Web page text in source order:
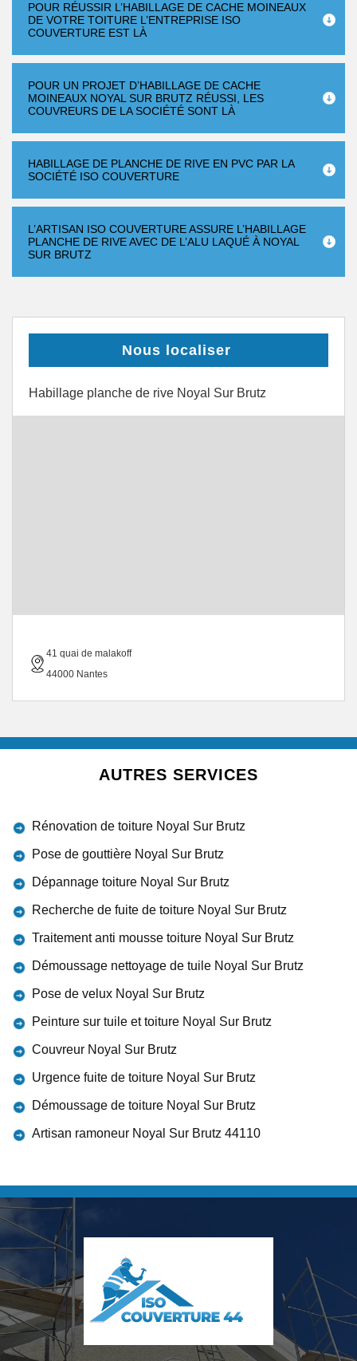
POUR RÉUSSIR L’HABILLAGE DE CACHE MOINEAUX
DE VOTRE TOITURE L’ENTREPRISE ISO
COUVERTURE EST LÀ
POUR UN PROJET D’HABILLAGE DE CACHE
MOINEAUX NOYAL SUR BRUTZ RÉUSSI, LES
COUVREURS DE LA SOCIÉTÉ SONT LÀ
HABILLAGE DE PLANCHE DE RIVE EN PVC PAR LA
SOCIÉTÉ ISO COUVERTURE
L’ARTISAN ISO COUVERTURE ASSURE L’HABILLAGE
PLANCHE DE RIVE AVEC DE L’ALU LAQUÉ À NOYAL
SUR BRUTZ
Nous localiser
Habillage planche de rive Noyal Sur Brutz
41 quai de malakoff
44000 Nantes
AUTRES SERVICES
Rénovation de toiture Noyal Sur Brutz
Pose de gouttière Noyal Sur Brutz
Dépannage toiture Noyal Sur Brutz
Recherche de fuite de toiture Noyal Sur Brutz
Traitement anti mousse toiture Noyal Sur Brutz
Démoussage nettoyage de tuile Noyal Sur Brutz
Pose de velux Noyal Sur Brutz
Peinture sur tuile et toiture Noyal Sur Brutz
Couvreur Noyal Sur Brutz
Urgence fuite de toiture Noyal Sur Brutz
Démoussage de toiture Noyal Sur Brutz
Artisan ramoneur Noyal Sur Brutz 44110